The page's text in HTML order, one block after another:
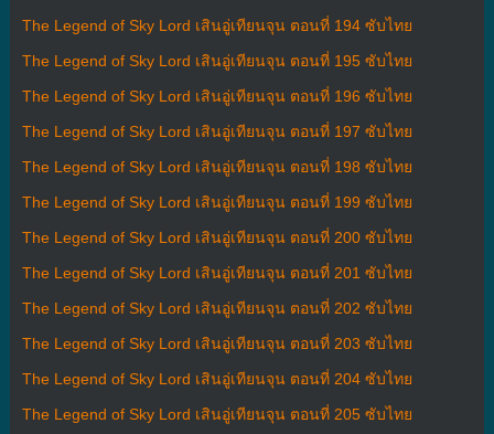
The Legend of Sky Lord เสินอู่เทียนจุน ตอนที่ 194 ซับไทย
The Legend of Sky Lord เสินอู่เทียนจุน ตอนที่ 195 ซับไทย
The Legend of Sky Lord เสินอู่เทียนจุน ตอนที่ 196 ซับไทย
The Legend of Sky Lord เสินอู่เทียนจุน ตอนที่ 197 ซับไทย
The Legend of Sky Lord เสินอู่เทียนจุน ตอนที่ 198 ซับไทย
The Legend of Sky Lord เสินอู่เทียนจุน ตอนที่ 199 ซับไทย
The Legend of Sky Lord เสินอู่เทียนจุน ตอนที่ 200 ซับไทย
The Legend of Sky Lord เสินอู่เทียนจุน ตอนที่ 201 ซับไทย
The Legend of Sky Lord เสินอู่เทียนจุน ตอนที่ 202 ซับไทย
The Legend of Sky Lord เสินอู่เทียนจุน ตอนที่ 203 ซับไทย
The Legend of Sky Lord เสินอู่เทียนจุน ตอนที่ 204 ซับไทย
The Legend of Sky Lord เสินอู่เทียนจุน ตอนที่ 205 ซับไทย